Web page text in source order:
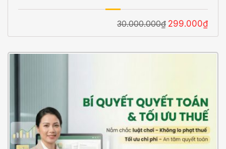
30.000.000₫ 299.000₫